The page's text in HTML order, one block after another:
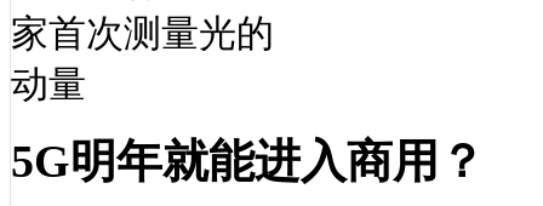
5G明年就能进入商用？